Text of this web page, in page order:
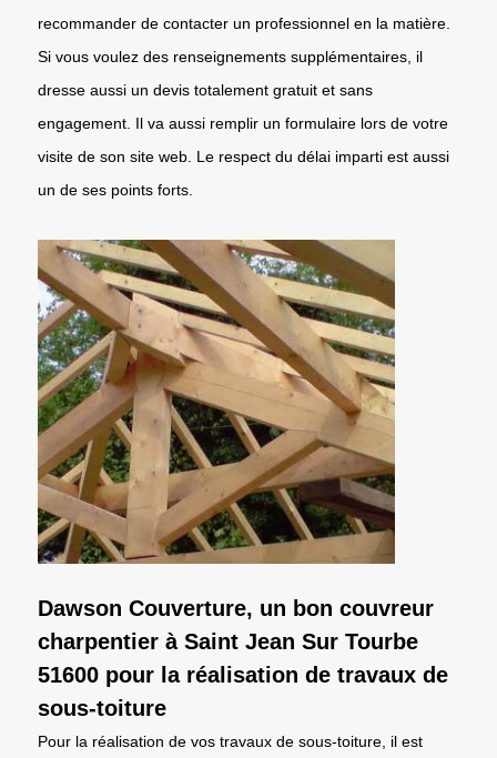
recommander de contacter un professionnel en la matière.
Si vous voulez des renseignements supplémentaires, il
dresse aussi un devis totalement gratuit et sans
engagement. Il va aussi remplir un formulaire lors de votre
visite de son site web. Le respect du délai imparti est aussi
un de ses points forts.
Dawson Couverture, un bon couvreur
charpentier à Saint Jean Sur Tourbe
51600 pour la réalisation de travaux de
sous-toiture
Pour la réalisation de vos travaux de sous-toiture, il est